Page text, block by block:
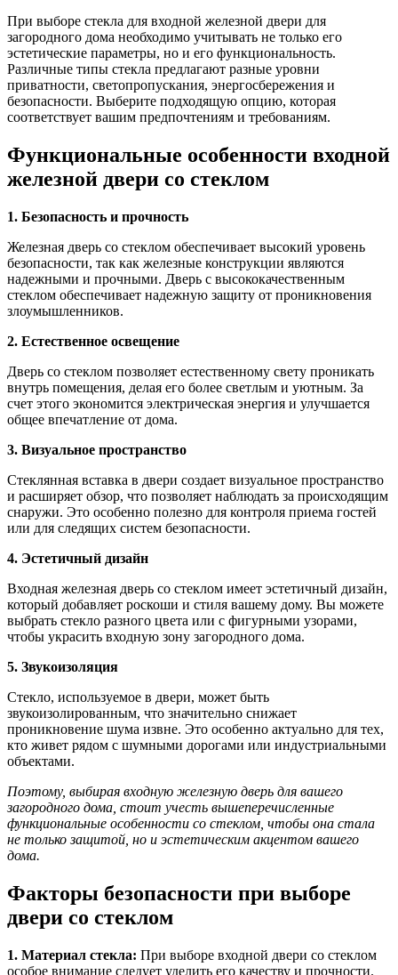
При выборе стекла для входной железной двери для
загородного дома необходимо учитывать не только его
эстетические параметры, но и его функциональность.
Различные типы стекла предлагают разные уровни
приватности, светопропускания, энергосбережения и
безопасности. Выберите подходящую опцию, которая
соответствует вашим предпочтениям и требованиям.
Функциональные особенности входной
железной двери со стеклом
1. Безопасность и прочность
Железная дверь со стеклом обеспечивает высокий уровень
безопасности, так как железные конструкции являются
надежными и прочными. Дверь с высококачественным
стеклом обеспечивает надежную защиту от проникновения
злоумышленников.
2. Естественное освещение
Дверь со стеклом позволяет естественному свету проникать
внутрь помещения, делая его более светлым и уютным. За
счет этого экономится электрическая энергия и улучшается
общее впечатление от дома.
3. Визуальное пространство
Стеклянная вставка в двери создает визуальное пространство
и расширяет обзор, что позволяет наблюдать за происходящим
снаружи. Это особенно полезно для контроля приема гостей
или для следящих систем безопасности.
4. Эстетичный дизайн
Входная железная дверь со стеклом имеет эстетичный дизайн,
который добавляет роскоши и стиля вашему дому. Вы можете
выбрать стекло разного цвета или с фигурными узорами,
чтобы украсить входную зону загородного дома.
5. Звукоизоляция
Стекло, используемое в двери, может быть
звукоизолированным, что значительно снижает
проникновение шума извне. Это особенно актуально для тех,
кто живет рядом с шумными дорогами или индустриальными
объектами.
Поэтому, выбирая входную железную дверь для вашего
загородного дома, стоит учесть вышеперечисленные
функциональные особенности со стеклом, чтобы она стала
не только защитой, но и эстетическим акцентом вашего
дома.
Факторы безопасности при выборе
двери со стеклом
1. Материал стекла: При выборе входной двери со стеклом
особое внимание следует уделить его качеству и прочности.